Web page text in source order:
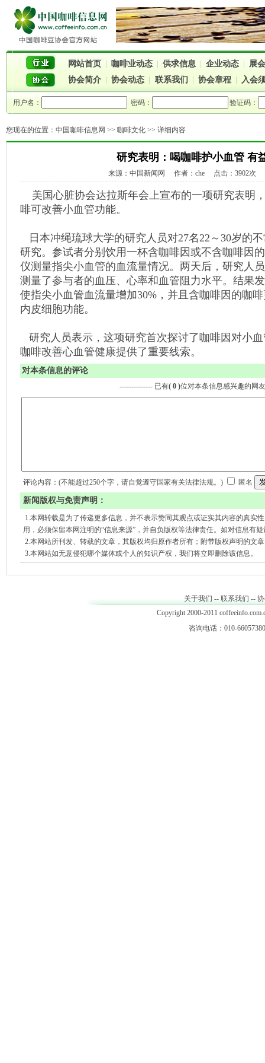
网站首页 咖啡业动态 供求信息 企业动态
展
协会简介
协会动态 联系我们 协会章程 入会
用户名： 密码： 验证码：
您现在的位置： 中国咖啡信息网 >> 咖啡文化 >> 详细内容
研究表明：喝咖啡护小血管 有
来源：中国新闻网 作者：che 点击：3902次
美国心脏协会达拉斯年会上宣布的一项研究表明
啡可改善小血管功能。
日本冲绳琉球大学的研究人员对27名22～30岁的
研究。参试者分别饮用一杯含咖啡因或不含咖啡因
仪测量指尖小血管的血流量情况。两天后，研究人
测量了参与者的血压、心率和血管阻力水平。结果
使指尖小血管血流量增加30%，并且含咖啡因的咖
内皮细胞功能。
研究人员表示，这项研究首次探讨了咖啡因对小
咖啡改善心血管健康提供了重要线索。
对本条信息的评论
-------------- 已有( 0 )位对本条信息感兴趣的网
评论内容：(不能超过250个字，请自觉遵守国家有关法律法规。) 匿名
新闻版权与免责声明：
1.本网转载是为了传递更多信息，并不表示赞同其观点或证实其内容的真实
用，必须保留本网注明的“信息来源”，并自负版权等法律责任。如对信息有
2.本网站所刊发、转载的文章，其版权均归原作者所有；附带版权声明的文
3.本网站如无意侵犯哪个媒体或个人的知识产权，我们将立即删除该信息。
关于我们 -- 联系我们 --
Copyright 2000-2011
咨询电话：010-